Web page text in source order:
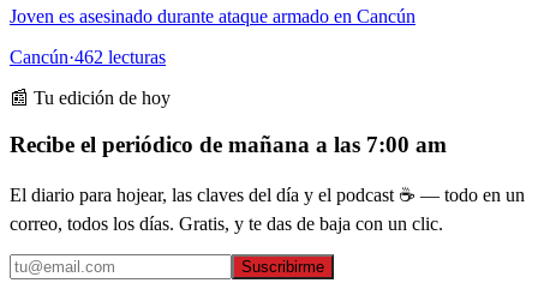
Joven es asesinado durante ataque armado en Cancún
Cancún·462 lecturas
📰 Tu edición de hoy
Recibe el periódico de mañana a las 7:00 am
El diario para hojear, las claves del día y el podcast ☕ — todo en un
correo, todos los días. Gratis, y te das de baja con un clic.
Suscribirme